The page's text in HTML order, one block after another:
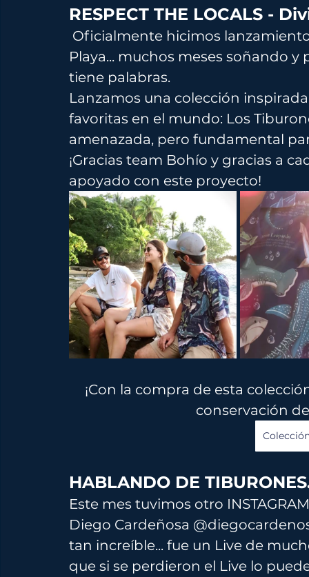
RESPECT THE LOCALS -
Playa... muchos meses soñando
tiene palabras.
Lanzamos una colección
favoritas en el mundo: Los
amenazada, pero fundamental
¡Gracias team Bohío y gracias a
apoyado con este proyecto!
¡Con la compra de esta
conservación
HABLANDO DE
Este mes tuvimos otro
Diego Cardeñosa
tan increíble... fue un Live de
que si se perdieron el Live lo